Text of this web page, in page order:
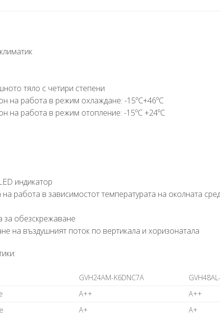
тяло с четири степени
на работа в режим охлаждане: -15ºС+46ºС
на работа в режим отопление: -15ºС +24ºС
индикатор
работа в зависимостот температурата на околната
за обезскрежаване
на въздушният поток по вертикала и хоризонатала
GVH24AM-K6DNC7A
A++ A++
A+ A+